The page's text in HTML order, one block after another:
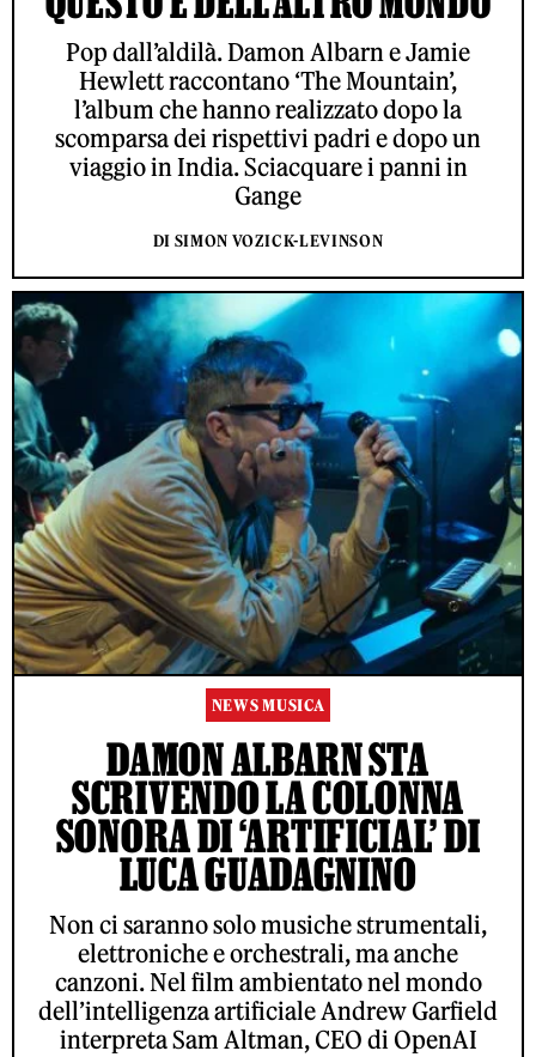
Pop dall’aldilà. Damon Albarn e Jamie
Hewlett raccontano ‘The Mountain’,
l’album che hanno realizzato dopo la
scomparsa dei rispettivi padri e dopo un
viaggio in India. Sciacquare i panni in
Gange
DI SIMON VOZICK-LEVINSON
NEWS MUSICA
DAMON ALBARN STA
SCRIVENDO LA COLONNA
SONORA DI ‘ARTIFICIAL’ DI
LUCA GUADAGNINO
Non ci saranno solo musiche strumentali,
elettroniche e orchestrali, ma anche
canzoni. Nel film ambientato nel mondo
dell’intelligenza artificiale Andrew Garfield
interpreta Sam Altman, CEO di OpenAI